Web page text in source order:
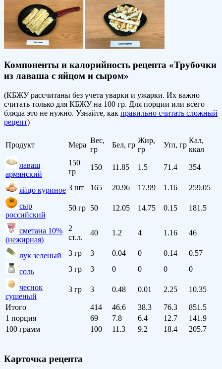
Компоненты и калорийность рецепта «Трубочки
из лаваша с яйцом и сыром»
(КБЖУ рассчитаны без учета уварки и ужарки. Их важно
считать только для КБЖУ на 100 гр. Для порции или всего
блюда это не нужно. Узнайте, как правильно считать сложный
рецепт)
Продукт Мера
Вес,
гр
Бел, гр
Жир,
гр
Угл, гр
Кал,
ккал
лаваш
армянский
150
гр
150 11.85 1.5 71.4 354
яйцо куриное 3 шт 165 20.96 17.99 1.16 259.05
сыр
российский
50 гр 50 12.05 14.75 0.15 181.5
сметана 10%
(нежирная)
2
ст.л.
40 1.2 4 1.16 46
лук зеленый 3 гр 3 0.04 0 0.14 0.57
соль 3 гр 3 0 0 0 0
чеснок
сушеный
3 гр 3 0.48 0.01 2.25 10.35
Итого 414 46.6 38.3 76.3
851.5
1 порция
69 7.8 6.4 12.7
141.9
100 грамм
100 11.3 9.2 18.4 205.7
Карточка рецепта